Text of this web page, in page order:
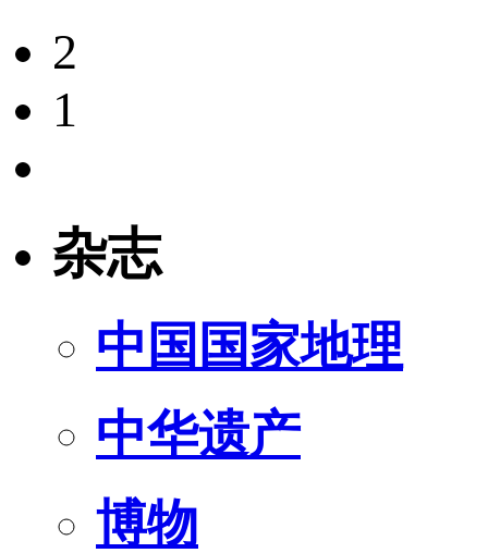
2
1
杂志
中国国家地理
中华遗产
博物